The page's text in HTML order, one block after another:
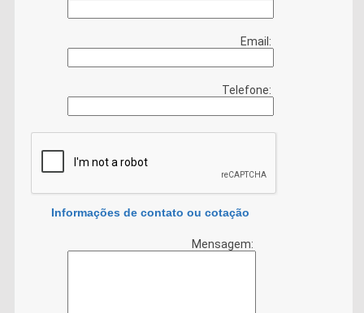
Email:
Telefone:
Informações de contato ou cotação
Mensagem: